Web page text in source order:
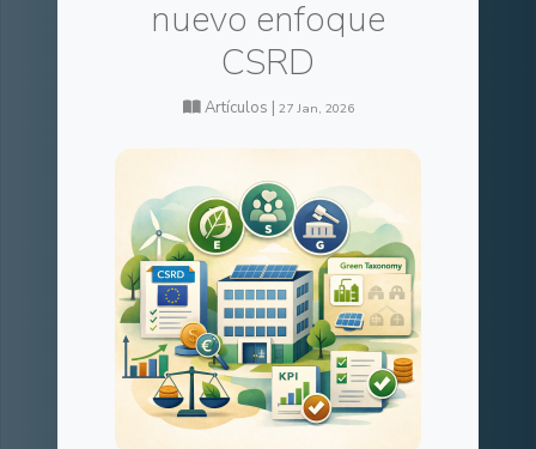
nuevo enfoque
CSRD
Artículos | 27 Jan, 2026